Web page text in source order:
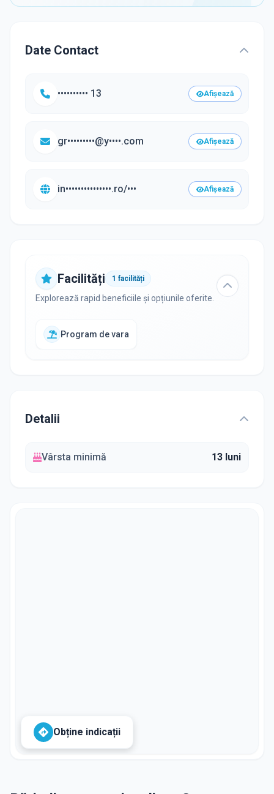
Date Contact
•••••••••• 13 Afișează
gr•••••••••@y••••.com Afișează
in•••••••••••••••.ro/••• Afișează
Facilități 1 facilități
Explorează rapid beneficiile și opțiunile oferite.
Program de vara
Detalii
Vârsta minimă 13 luni
Obține indicații